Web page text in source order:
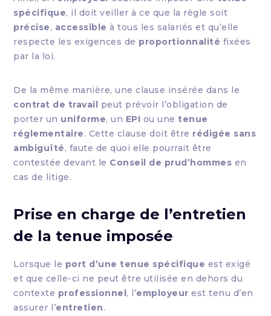
spécifique, il doit veiller à ce que la règle soit
précise, accessible à tous les salariés et qu’elle
respecte les exigences de proportionnalité fixées
par la loi.
De la même manière, une clause insérée dans le
contrat de travail peut prévoir l’obligation de
porter un uniforme, un EPI ou une tenue
réglementaire. Cette clause doit être rédigée sans
ambiguïté, faute de quoi elle pourrait être
contestée devant le Conseil de prud’hommes en
cas de litige.
Prise en charge de l’entretien
de la tenue imposée
Lorsque le port d’une tenue spécifique est exigé
et que celle-ci ne peut être utilisée en dehors du
contexte professionnel, l’employeur est tenu d’en
assurer l’entretien.